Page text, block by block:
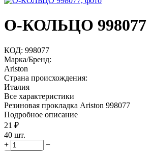
О-КОЛЬЦО 998077
КОД: 998077
Марка/Бренд:
Ariston
Страна происхождения:
Италия
Все характеристики
Резиновая прокладка Ariston 998077
Подробное описание
21 ₽
40 шт.
+
−